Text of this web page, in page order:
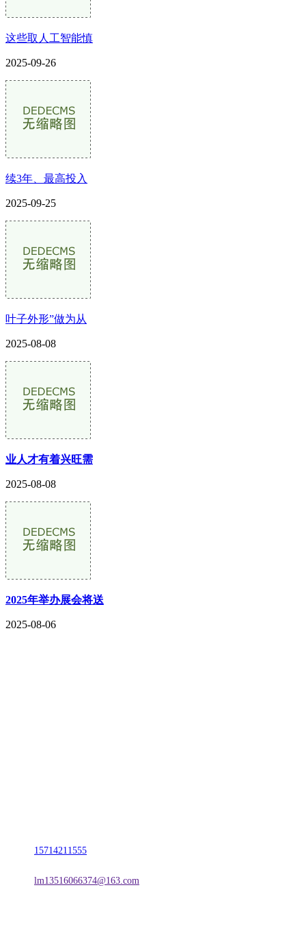
这些取人工智能慎
2025-09-26
续3年、最高投入
2025-09-25
叶子外形”做为从
2025-08-08
业人才有着兴旺需
2025-08-08
2025年举办展会将送
2025-08-06
15714211555
lm13516066374@163.com